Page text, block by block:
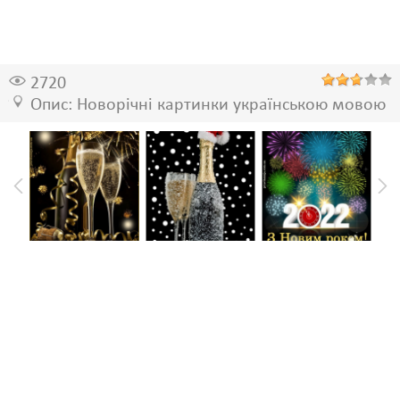
2720
Опис: Новорічні картинки українською мовою